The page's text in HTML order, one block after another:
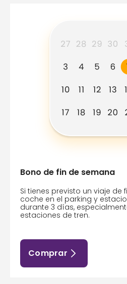
Bono de fin de semana
Si tienes previsto un viaje de
coche en el parking y
durante 3 días,
estaciones de tren.
Comprar